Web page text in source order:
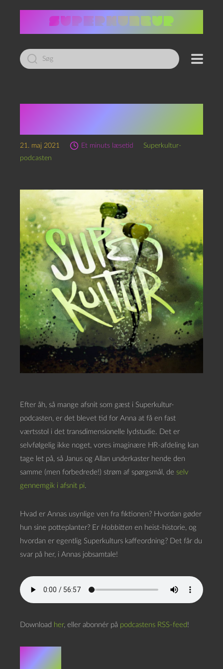
Led
efter:
21. maj 2021 Et minuts læsetid
Superkultur-
podcasten
Efter åh, så mange afsnit som gæst i Superkultur-
podcasten, er det blevet tid for Anna at få en fast
værtsstol i det transdimensionelle lydstudie. Det er
selvfølgelig ikke noget, vores imaginære HR-afdeling kan
tage let på, så Janus og Allan underkaster hende den
samme (men forbedrede!) strøm af spørgsmål, de selv
gennemgik i afsnit pi.
Hvad er Annas usynlige ven fra fiktionen? Hvordan gøder
hun sine potteplanter? Er Hobbitten en heist-historie, og
hvordan er egentlig Superkulturs kaffeordning? Det får du
svar på her, i Annas jobsamtale!
Download her, eller abonnér på podcastens RSS-feed!
Bilag